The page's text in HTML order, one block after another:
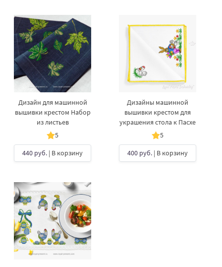
Дизайн для машинной
вышивки крестом Набор
из листьев
5
440 руб. | В корзину
Дизайны машинной
вышивки крестом для
украшения стола к Пасхе
5
400 руб. | В корзину